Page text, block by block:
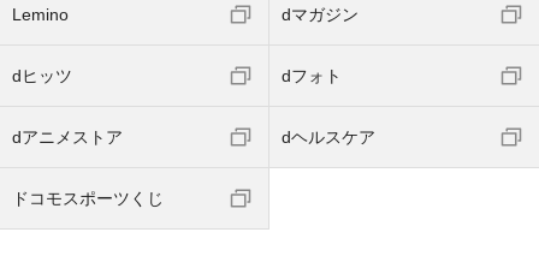
Lemino dマガジン
dヒッツ dフォト
dアニメストア dヘルスケア
ドコモスポーツくじ